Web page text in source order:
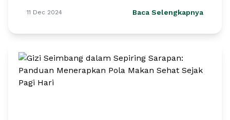
11 Dec 2024 Baca Selengkapnya